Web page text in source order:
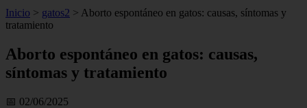
Inicio > gatos2 > Aborto espontáneo en gatos: causas, síntomas y
tratamiento
Aborto espontáneo en gatos: causas,
síntomas y tratamiento
📅 02/06/2025